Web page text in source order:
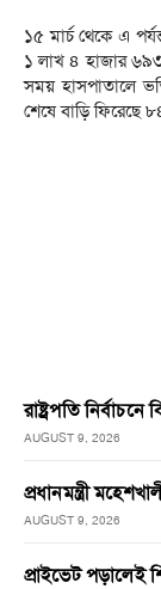
১৫ মার্চ থেকে এ
১ লাখ ৪ হাজার
সময় হাসপাতালে
শেষে বাড়ি ফিরেছে
রাষ্ট্রপতি
AUGUST 9, 2026
প্রধানমন্ত্রী
AUGUST 9, 2026
প্রাইভেট পড়ালেই